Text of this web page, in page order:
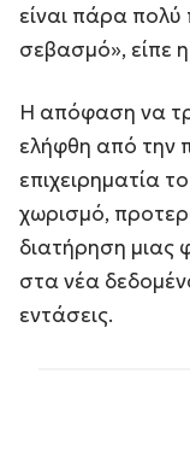
είναι πάρα πολύ
σεβασμό», είπε
Η απόφαση να
ελήφθη από την
επιχειρηματία
χωρισμό,
διατήρηση μιας
στα νέα
εντάσεις.